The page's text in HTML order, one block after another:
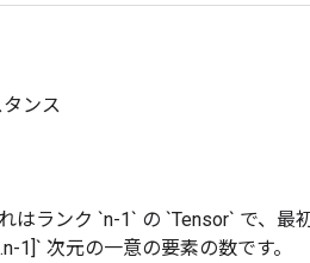
ンス
はランク `n-1` の `Tensor` で、最
1]` 次元の一意の要素の数です。